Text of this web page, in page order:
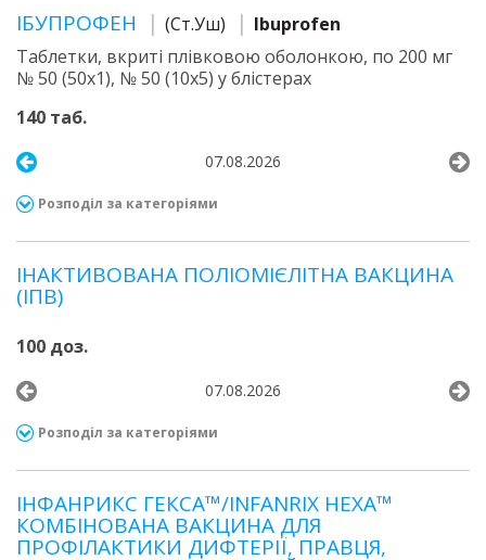
ІБУПРОФЕН (Ст.Уш)
Ibuprofen
Таблетки, вкриті плівковою оболонкою, по 200 мг
№ 50 (50х1), № 50 (10х5) у блістерах
140 таб.
07.08.2026
Розподіл за категоріями
ІНАКТИВОВАНА ПОЛІОМІЄЛІТНА ВАКЦИНА
(ІПВ)
100 доз.
07.08.2026
Розподіл за категоріями
ІНФАНРИКС ГЕКСА™/INFANRIX HEXA™
КОМБІНОВАНА ВАКЦИНА ДЛЯ
ПРОФІЛАКТИКИ ДИФТЕРІЇ, ПРАВЦЯ,